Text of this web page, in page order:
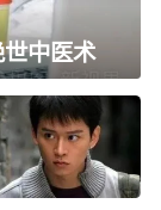
中医术